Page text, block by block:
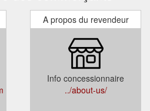
A propos du revendeur
Info concessionnaire
../about-us/